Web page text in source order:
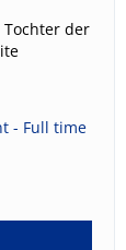
Tochter der
- Full time